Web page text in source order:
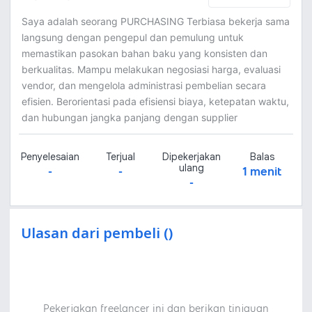
Saya adalah seorang PURCHASING Terbiasa bekerja sama
langsung dengan pengepul dan pemulung untuk
memastikan pasokan bahan baku yang konsisten dan
berkualitas. Mampu melakukan negosiasi harga, evaluasi
vendor, dan mengelola administrasi pembelian secara
efisien. Berorientasi pada efisiensi biaya, ketepatan waktu,
dan hubungan jangka panjang dengan supplier
Penyelesaian
-
Terjual
-
Dipekerjakan
ulang
-
Balas
1 menit
Ulasan dari pembeli ()
Pekerjakan freelancer ini dan berikan tinjauan